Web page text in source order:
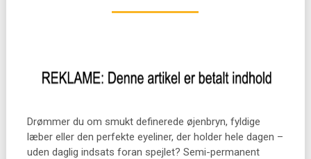
Drømmer du om smukt definerede øjenbryn, fyldige
læber eller den perfekte eyeliner, der holder hele dagen –
uden daglig indsats foran spejlet? Semi-permanent